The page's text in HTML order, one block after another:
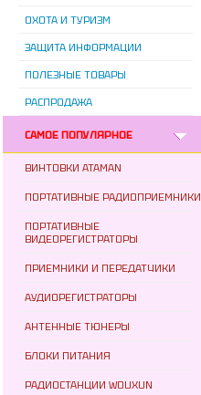
ОХОТА И ТУРИЗМ
ЗАЩИТА ИНФОРМАЦИИ
ПОЛЕЗНЫЕ ТОВАРЫ
РАСПРОДАЖА
САМОЕ ПОПУЛЯРНОЕ
ВИНТОВКИ ATAMAN
ПОРТАТИВНЫЕ РАДИОПРИЕМНИКИ
ПОРТАТИВНЫЕ
ВИДЕОРЕГИСТРАТОРЫ
ПРИЕМНИКИ И ПЕРЕДАТЧИКИ
АУДИОРЕГИСТРАТОРЫ
АНТЕННЫЕ ТЮНЕРЫ
БЛОКИ ПИТАНИЯ
РАДИОСТАНЦИИ WOUXUN